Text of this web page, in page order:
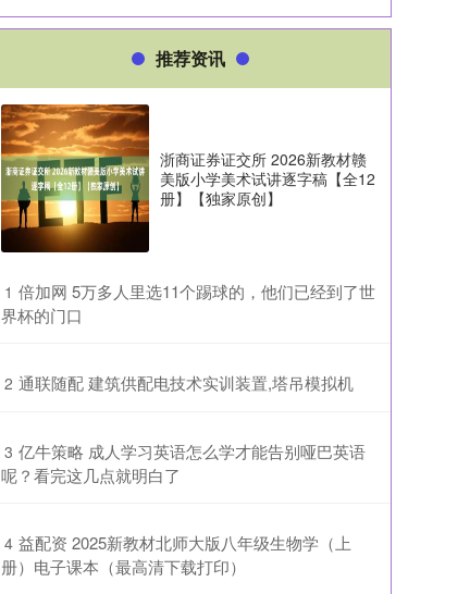
推荐资讯
浙商证券证交所 2026新教材赣
美版小学美术试讲逐字稿【全12
册】【独家原创】
1 ​倍加网 5万多人里选11个踢球的，他们已经到了世
界杯的门口
2 ​通联随配 建筑供配电技术实训装置,塔吊模拟机
3 ​亿牛策略 成人学习英语怎么学才能告别哑巴英语
呢？看完这几点就明白了
4 ​益配资 2025新教材北师大版八年级生物学（上
册）电子课本（最高清下载打印）